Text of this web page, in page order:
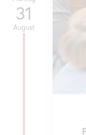
31
August